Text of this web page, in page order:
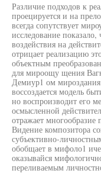
Различие подходов к
проецируется и на
всегда сопутствует
исследование
воздействия на
отрицает реализацию
объектным
для мироощу щения
Демиур1 ом
воссоздается модель
но воспроизводит его
осмысленной
отражает многообразие
Видение композитора
субъективно-
обобщает в мифоло1
оказывайся
переливаемым